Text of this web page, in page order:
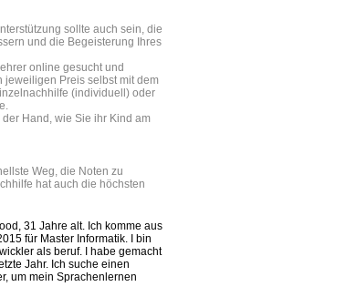
sollte auch sein, die
und die Begeisterung Ihres
online gesucht und
jeweiligen Preis selbst mit dem
(individuell) oder
Hand, wie Sie ihr Kind am
Weg, die Noten zu
hat auch die höchsten
31 Jahre alt. Ich komme aus
für Master Informatik. I bin
als beruf. I habe gemacht
Jahr. Ich suche einen
um mein Sprachenlernen